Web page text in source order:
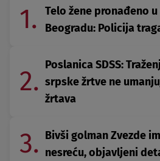
1.
Telo žene pronađeno
Beogradu: Policija
2.
Poslanica SDSS:
srpske žrtve ne
žrtava
3. Bivši golman Zvezde
nesreću, objavljeni